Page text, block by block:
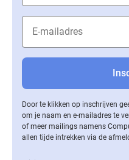
Door te klikken op inschrijven
om je naam en e-mailadres te
of meer mailings namens
allen tijde intrekken via de